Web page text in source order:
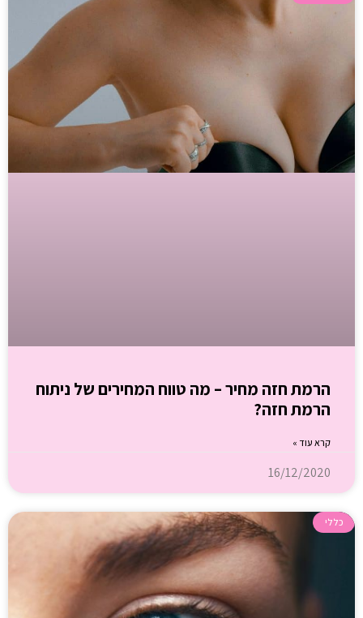
הרמת חזה מחיר – מה טווח המחירים של ניתוח
הרמת חזה?
קרא עוד »
16/12/2020
כללי